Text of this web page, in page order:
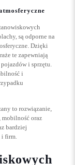
są odporne na
Dzięki
te zapewniają
i sprzętu.
i
to rozwiązanie,
mobilność oraz
bardziej
firm.